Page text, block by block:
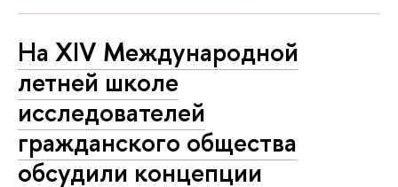
На XIV Международной
летней школе
исследователей
гражданского общества
обсудили концепции